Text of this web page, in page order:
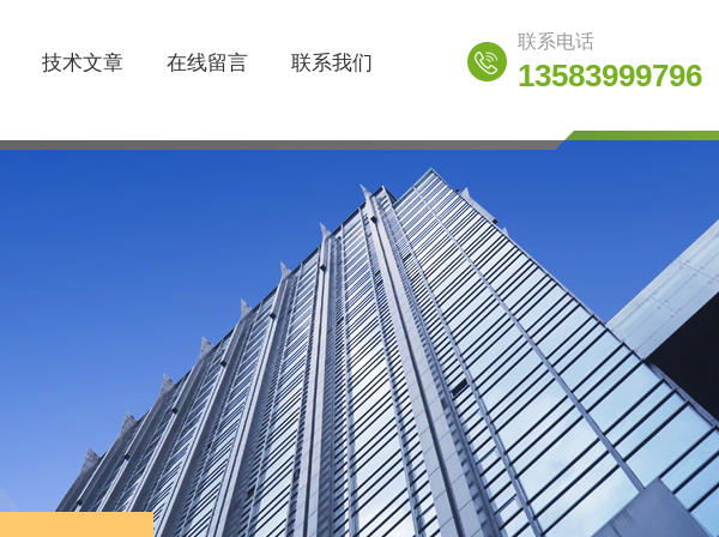
技术文章 在线留言 联系我们
联系电话
13583999796